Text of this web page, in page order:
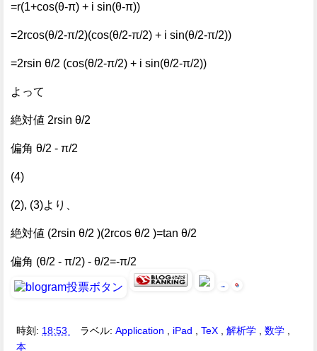
=r(1+cos(θ-π) + i sin(θ-π))
=2rcos(θ/2-π/2)(cos(θ/2-π/2) + i sin(θ/2-π/2))
=2rsin θ/2 (cos(θ/2-π/2) + i sin(θ/2-π/2))
よって
絶対値 2rsin θ/2
偏角 θ/2 - π/2
(4)
(2), (3)より、
絶対値 (2rsin θ/2 )(2rcos θ/2 )=tan θ/2
偏角 (θ/2 - π/2) - θ/2=-π/2
時刻: 18:53 ラベル:Application , iPad ,TeX ,解析学 ,数学 ,
本